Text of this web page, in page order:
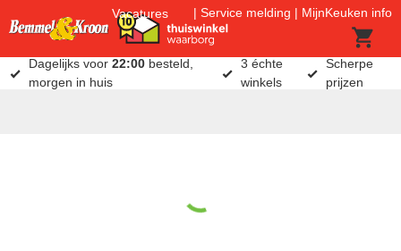
Vacatures Service melding MijnKeuken info
Dagelijks voor22:00 besteld,
morgen in huis
3 échte
winkels
Scherpe
prijzen